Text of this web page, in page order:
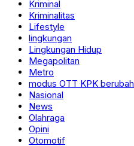
Kriminal
Kriminalitas
Lifestyle
lingkungan
Lingkungan Hidup
Megapolitan
Metro
modus OTT KPK berubah
Nasional
News
Olahraga
Opini
Otomotif